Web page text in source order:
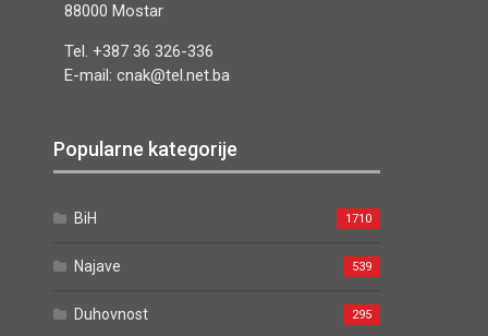
88000 Mostar
Tel. +387 36 326-336
E-mail: cnak@tel.net.ba
Popularne kategorije
BiH 1710
Najave 539
Duhovnost 295